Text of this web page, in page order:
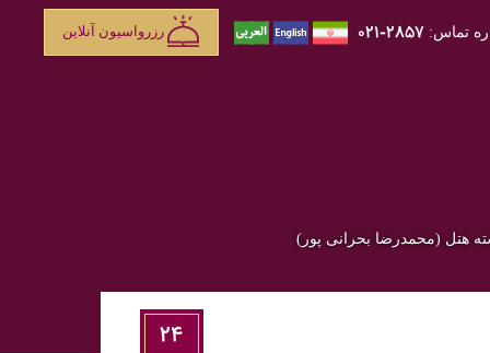
تماس: ۲۸۵۷-۰۲۱ رزرواسیون آنلاین
هتل (محمدرضا بحرانی پور)
۲۴